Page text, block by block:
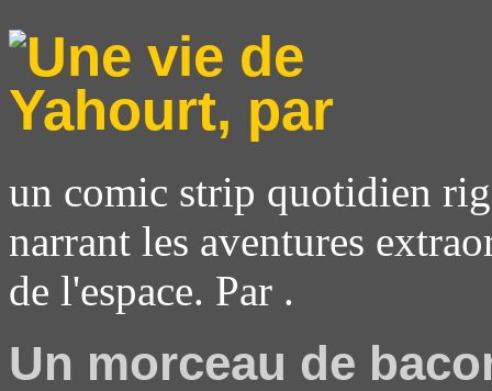
un comic strip quotidien
narrant les aventures
de l'espace. Par .
Un morceau de